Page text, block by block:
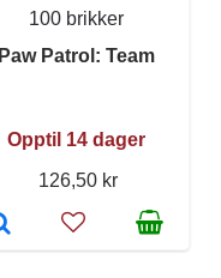
100 brikker
Paw Patrol: Team
Opptil 14 dager
126,50 kr